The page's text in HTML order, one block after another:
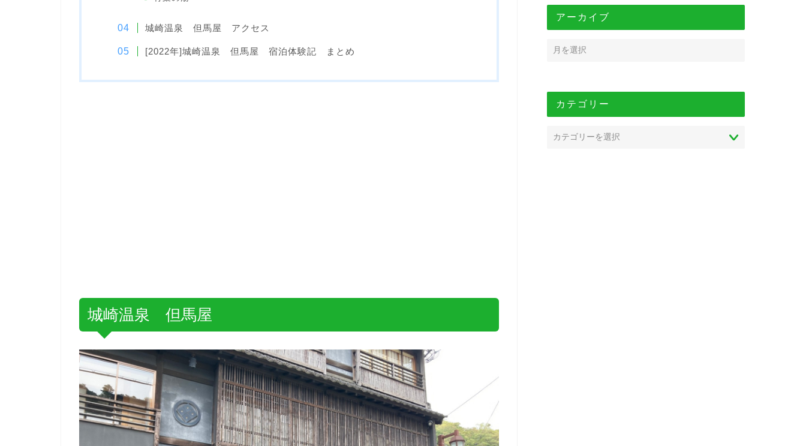
城崎温泉 但馬屋 アクセス
[2022年]城崎温泉 但馬屋 宿泊体験記 まとめ
城崎温泉 但馬屋
アーカイブ
カテゴリー